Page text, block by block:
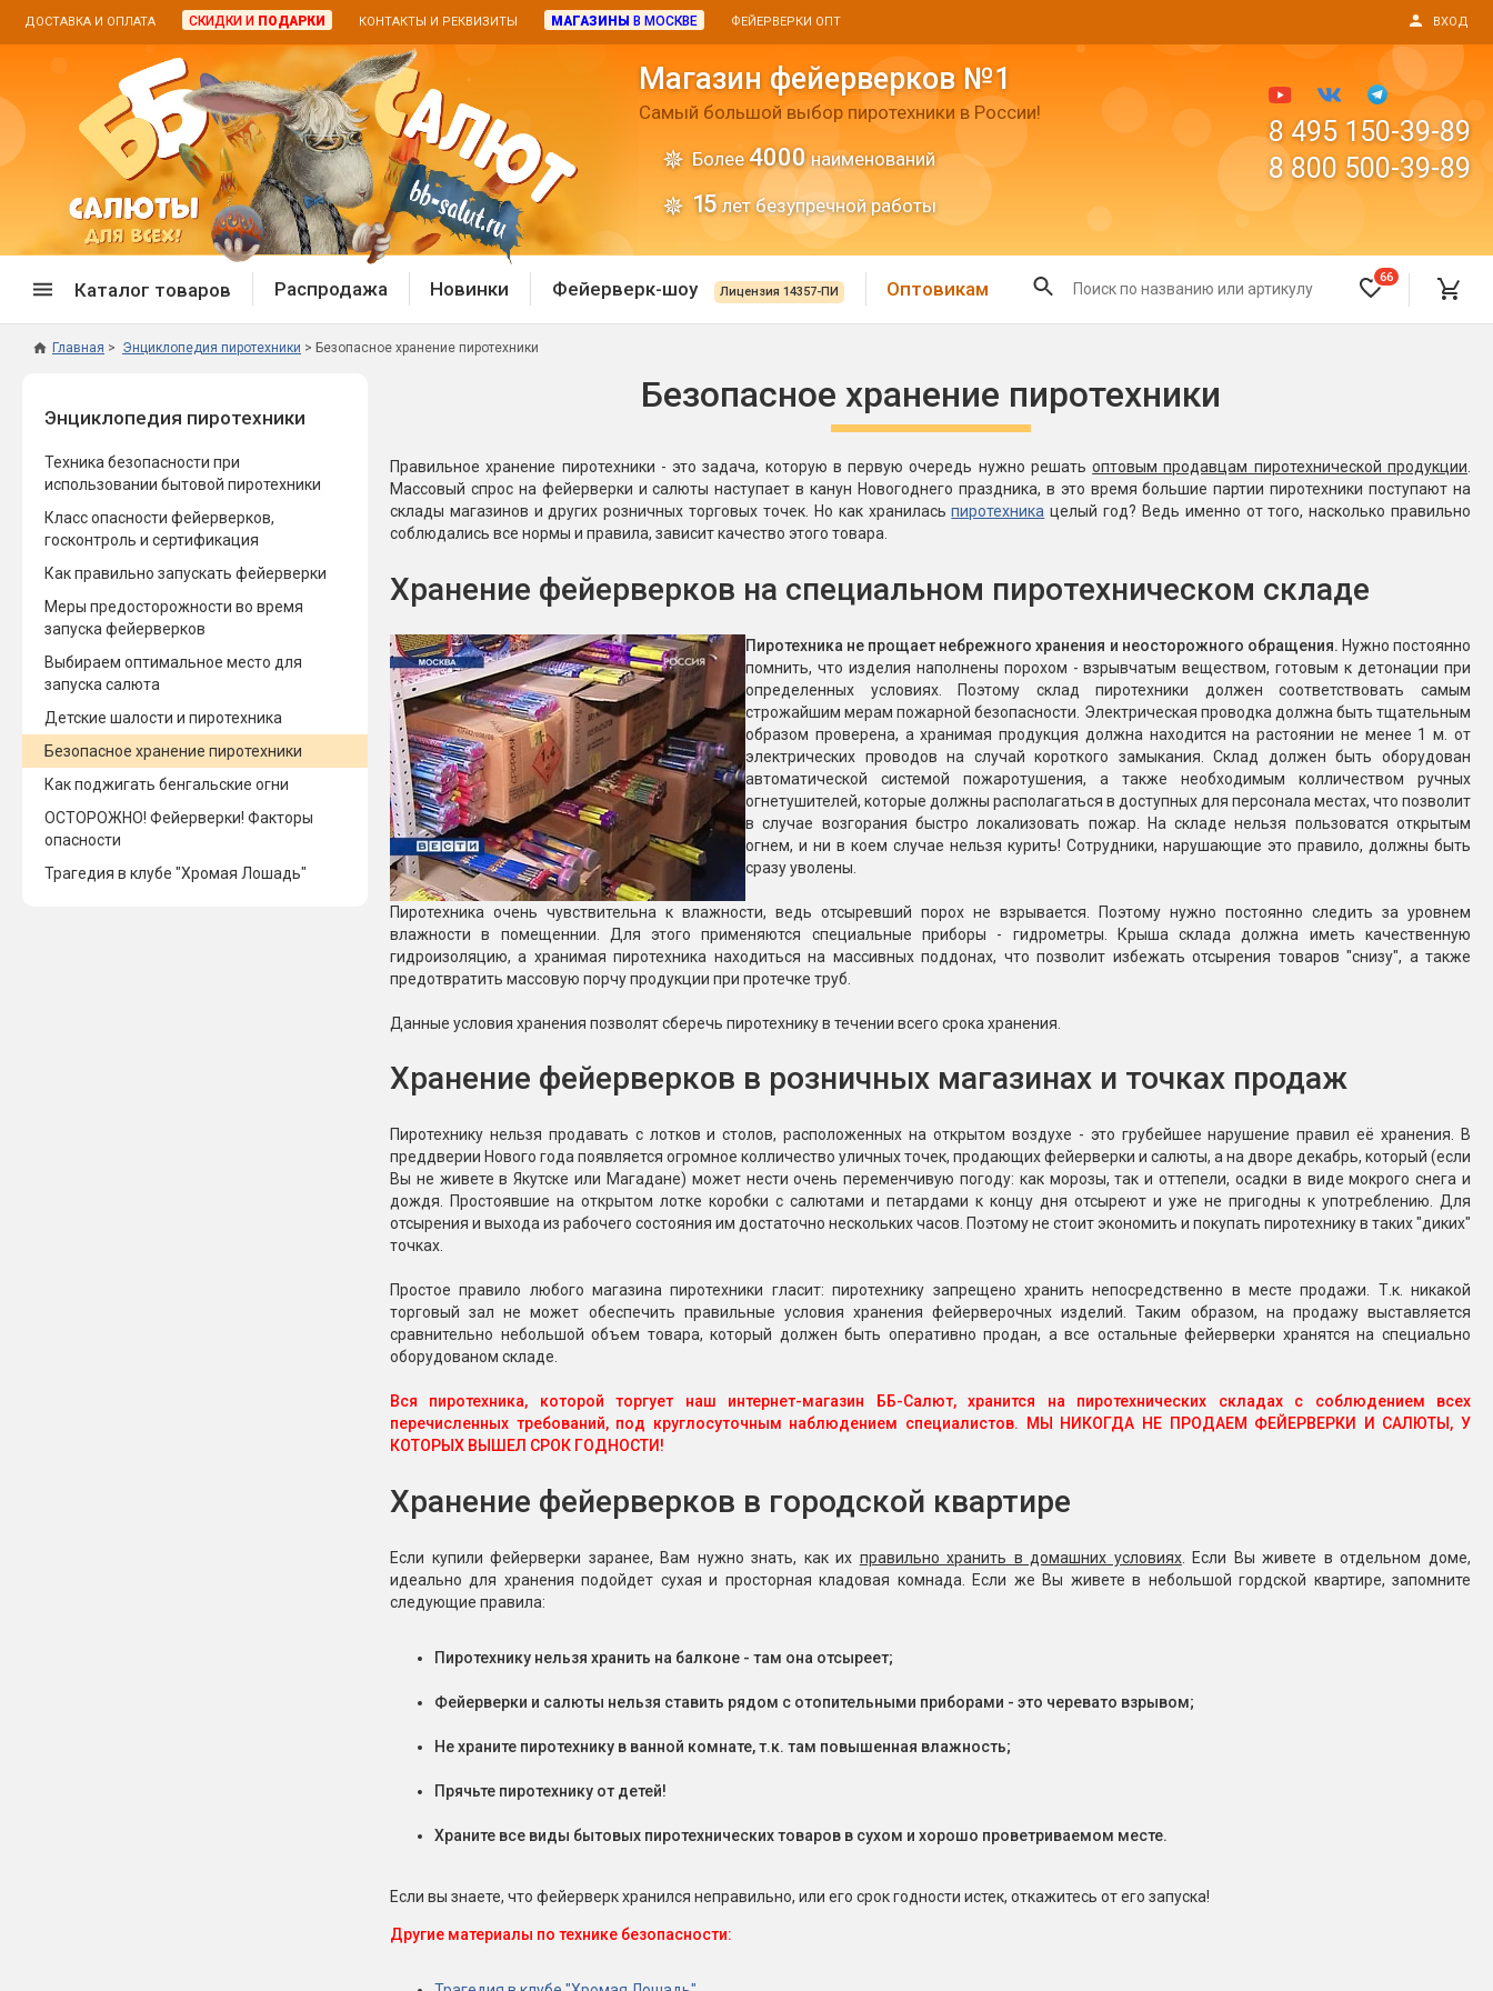
ДОСТАВКА И ОПЛАТА СКИДКИ И ПОДАРКИ КОНТАКТЫ И РЕКВИЗИТЫ МАГАЗИНЫ В МОСКВЕ ФЕЙЕРВЕРКИ ОПТ ВХОД
Магазин фейерверков №1
Самый большой выбор пиротехники в России!
Более 4000наименований
15 лет безупречной работы
8 495 150-39-89
8 800 500-39-89
Каталог товаров
Распродажа фейерверков
Распродажа бенгальских огней
Новинки 2025/26
Фейерверк-шоу
Батареи салютов
Цветной дым
Хлопушки
Батареи салютов
Маленькие фейерверки
Средние фейерверки
Большие фейерверки
Пневмохлопушки
Петарды
Фитильные
Корсары
Летающие и наземные
Бабочки, пчелы
Жуки
Циркоблицы
Цветной дым и огонь
Факелы цветного огня
Цветной дым
Стробоскопы
Сигнальная пиротехника
Хлопушки и пневмохлопушки
Маленькие хлопушки
Пневмохлопушки
Пружинные хлопушки
Бенгальские огни
Бенгальские огни малые
Бенгальские огни большие
Фонтаны пиротехнические
Фонтаны в торт (холодные)
Фонтаны сценические (холодные)
Фонтаны для улицы
Вулканы
Ракеты
Фестивальные шары
Фонтаны в торт (холодные)
Небесные фонарики
Оборудование для
спецэффектов
Елочные гирлянды
Фейерверк-шоу
Распродажа Новинки Фейерверк-шоу Лицензия 14357-ПИ Оптовикам
66
Главная Энциклопедия пиротехники Безопасное хранение пиротехники
Энциклопедия пиротехники
Техника безопасности при
использовании бытовой пиротехники
Класс опасности фейерверков,
госконтроль и сертификация
Как правильно запускать фейерверки
Меры предосторожности во время
запуска фейерверков
Выбираем оптимальное место для
запуска салюта
Детские шалости и пиротехника
Безопасное хранение пиротехники
Как поджигать бенгальские огни
ОСТОРОЖНО! Фейерверки! Факторы
опасности
Трагедия в клубе "Хромая Лошадь"
Безопасное хранение пиротехники
Правильное хранение пиротехники - это задача, которую в первую очередь нужно решатьоптовым продавцам пиротехнической продукции.
Массовый спрос на фейерверки и салюты наступает в канун Новогоднего праздника, в это время большие партии пиротехники поступают на
склады магазинов и других розничных торговых точек. Но как храниласьпиротехника целый год? Ведь именно от того, насколько правильно
соблюдались все нормы и правила, зависит качество этого товара.
Хранение фейерверков на специальном пиротехническом складе
Пиротехника не прощает небрежного хранения и неосторожного обращения. Нужно постоянно
помнить, что изделия наполнены порохом - взрывчатым веществом, готовым к детонации при
определенных условиях. Поэтому склад пиротехники должен соответствовать самым
строжайшим мерам пожарной безопасности. Электрическая проводка должна быть тщательным
образом проверена, а хранимая продукция должна находится на растоянии не менее 1 м. от
электрических проводов на случай короткого замыкания. Склад должен быть оборудован
автоматической системой пожаротушения, а также необходимым колличеством ручных
огнетушителей, которые должны располагаться в доступных для персонала местах, что позволит
в случае возгорания быстро локализовать пожар. На складе нельзя пользоватся открытым
огнем, и ни в коем случае нельзя курить! Сотрудники, нарушающие это правило, должны быть
сразу уволены.
Пиротехника очень чувствительна к влажности, ведь отсыревший порох не взрывается. Поэтому нужно постоянно следить за уровнем
влажности в помещеннии. Для этого применяются специальные приборы - гидрометры. Крыша склада должна иметь качественную
гидроизоляцию, а хранимая пиротехника находиться на массивных поддонах, что позволит избежать отсырения товаров "снизу", а также
предотвратить массовую порчу продукции при протечке труб.
Данные условия хранения позволят сберечь пиротехнику в течении всего срока хранения.
Хранение фейерверков в розничных магазинах и точках продаж
Пиротехнику нельзя продавать с лотков и столов, расположенных на открытом воздухе - это грубейшее нарушение правил её хранения. В
преддверии Нового года появляется огромное колличество уличных точек, продающих фейерверки и салюты, а на дворе декабрь, который (если
Вы не живете в Якутске или Магадане) может нести очень переменчивую погоду: как морозы, так и оттепели, осадки в виде мокрого снега и
дождя. Простоявшие на открытом лотке коробки с салютами и петардами к концу дня отсыреют и уже не пригодны к употреблению. Для
отсырения и выхода из рабочего состояния им достаточно нескольких часов. Поэтому не стоит экономить и покупать пиротехнику в таких "диких"
точках.
Простое правило любого магазина пиротехники гласит: пиротехнику запрещено хранить непосредственно в месте продажи. Т.к. никакой
торговый зал не может обеспечить правильные условия хранения фейерверочных изделий. Таким образом, на продажу выставляется
сравнительно небольшой объем товара, который должен быть оперативно продан, а все остальные фейерверки хранятся на специально
оборудованом складе.
Вся пиротехника, которой торгует наш интернет-магазин ББ-Салют, хранится на пиротехнических складах с соблюдением всех
перечисленных требований, под круглосуточным наблюдением специалистов. МЫ НИКОГДА НЕ ПРОДАЕМ ФЕЙЕРВЕРКИ И САЛЮТЫ, У
КОТОРЫХ ВЫШЕЛ СРОК ГОДНОСТИ!
Хранение фейерверков в городской квартире
Если купили фейерверки заранее, Вам нужно знать, как их правильно хранить в домашних условиях. Если Вы живете в отдельном доме,
идеально для хранения подойдет сухая и просторная кладовая комнада. Если же Вы живете в небольшой гордской квартире, запомните
следующие правила:
Пиротехнику нельзя хранить на балконе - там она отсыреет;
Фейерверки и салюты нельзя ставить рядом с отопительными приборами - это черевато взрывом;
Не храните пиротехнику в ванной комнате, т.к. там повышенная влажность;
Прячьте пиротехнику от детей!
Храните все виды бытовых пиротехнических товаров в сухом и хорошо проветриваемом месте.
Если вы знаете, что фейерверк хранился неправильно, или его срок годности истек, откажитесь от его запуска!
Другие материалы по технике безопасности: